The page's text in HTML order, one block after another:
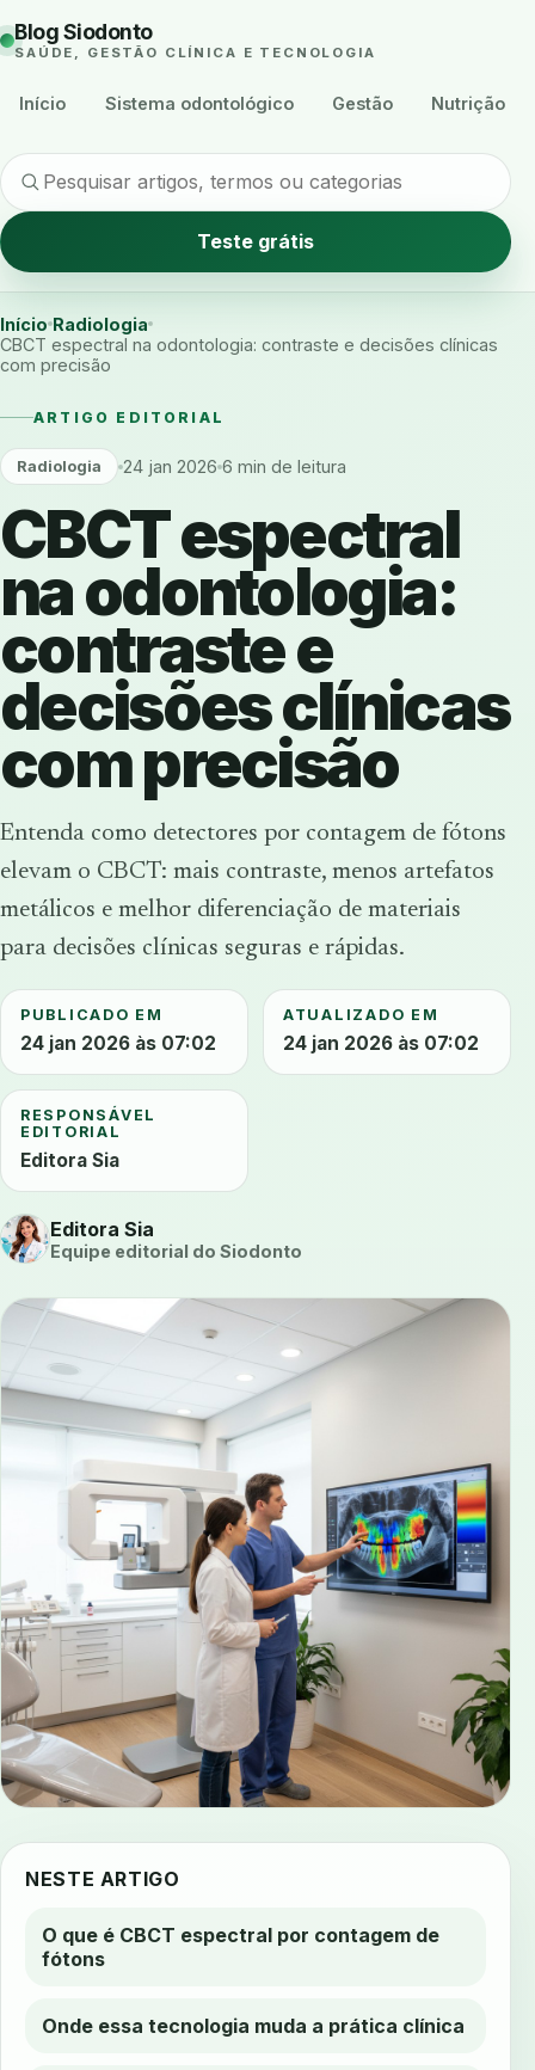
Blog Siodonto
SAÚDE, GESTÃO CLÍNICA E TECNOLOGIA
Início Sistema odontológico Gestão Nutrição
Teste grátis
Início Radiologia
CBCT espectral na odontologia: contraste e decisões clínicas
com precisão
ARTIGO EDITORIAL
Radiologia 24 jan 2026 6 min de leitura
CBCT espectral
na odontologia:
contraste e
decisões clínicas
com precisão
Entenda como detectores por contagem de fótons
elevam o CBCT: mais contraste, menos artefatos
metálicos e melhor diferenciação de materiais
para decisões clínicas seguras e rápidas.
PUBLICADO EM
24 jan 2026 às 07:02
ATUALIZADO EM
24 jan 2026 às 07:02
RESPONSÁVEL
EDITORIAL
Editora Sia
Editora Sia
Equipe editorial do Siodonto
NESTE ARTIGO
O que é CBCT espectral por contagem de
fótons
Onde essa tecnologia muda a prática clínica